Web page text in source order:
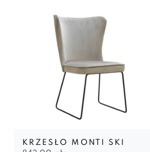
KRZESŁO MONTI SKI